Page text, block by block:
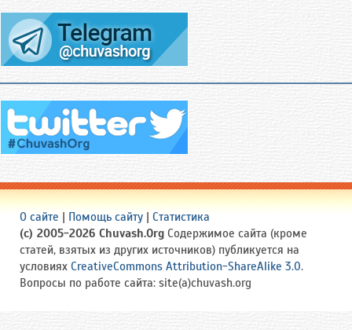
О сайте Помощь сайту
Статистика
(c) 2005-2026 Chuvash.Org Содержимое сайта (кроме
статей, взятых из других источников) публикуется на
условиях CreativeCommons Attribution-ShareAlike 3.0.
Вопросы по работе сайта: site(a)chuvash.org